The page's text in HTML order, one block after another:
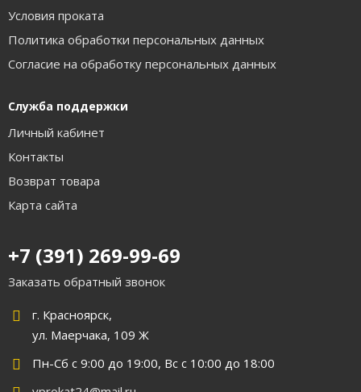
Условия проката
Политика обработки персональных данных
Согласие на обработку персональных данных
Служба поддержки
Личный кабинет
Контакты
Возврат товара
Карта сайта
+7 (391) 269-99-69
Заказать обратный звонок
г. Красноярск,
ул. Маерчака, 109 Ж
Пн-Сб с 9:00 до 19:00, Вс с 10:00 до 18:00